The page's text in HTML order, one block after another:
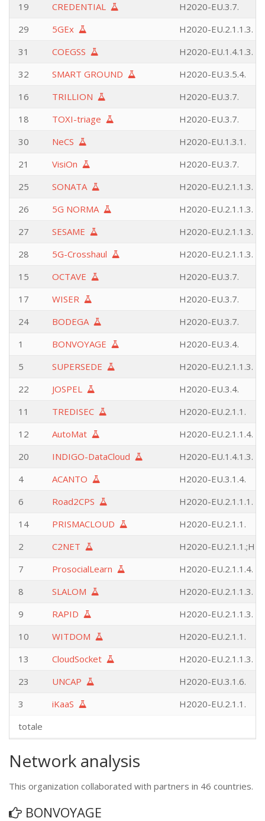
19
CREDENTIAL
H2020-EU.3.7.
29
5GEx
H2020-EU.2.1.1.3.
31
COEGSS
H2020-EU.1.4.1.3.
32
SMART GROUND
H2020-EU.3.5.4.
16
TRILLION
H2020-EU.3.7.
18
TOXI-triage
H2020-EU.3.7.
30
NeCS
H2020-EU.1.3.1.
21
VisiOn
H2020-EU.3.7.
25
SONATA
H2020-EU.2.1.1.3.
26
5G NORMA
H2020-EU.2.1.1.3.
27
SESAME
H2020-EU.2.1.1.3.
28
5G-Crosshaul
H2020-EU.2.1.1.3.
15
OCTAVE
H2020-EU.3.7.
17
WISER
H2020-EU.3.7.
24
BODEGA
H2020-EU.3.7.
1
BONVOYAGE
H2020-EU.3.4.
5
SUPERSEDE
H2020-EU.2.1.1.3.
22
JOSPEL
H2020-EU.3.4.
11
TREDISEC
H2020-EU.2.1.1.
12
AutoMat
H2020-EU.2.1.1.4.
20
INDIGO-DataCloud
H2020-EU.1.4.1.3.
4
ACANTO
H2020-EU.3.1.4.
6
Road2CPS
H2020-EU.2.1.1.1.
14
PRISMACLOUD
H2020-EU.2.1.1.
2
C2NET
H2020-
7
ProsocialLearn
H2020-EU.2.1.1.4.
8
SLALOM
H2020-EU.2.1.1.3.
9
RAPID
H2020-EU.2.1.1.3.
10
WITDOM
H2020-EU.2.1.1.
13
CloudSocket
H2020-EU.2.1.1.3.
23
UNCAP
H2020-EU.3.1.6.
3
iKaaS
H2020-EU.2.1.1.
totale
Network analysis
This organization collaborated with partners in 46 countries.
BONVOYAGE